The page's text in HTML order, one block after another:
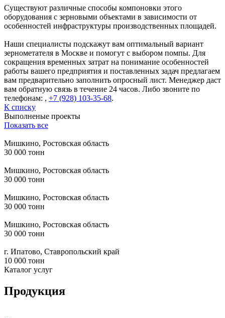
Существуют различные способы компоновки этого
оборудования с зерновыми объектами в зависимости от
особенностей инфраструктуры производственных площадей.
Наши специалисты подскажут вам оптимальный вариант
зернометателя в Москве и помогут с выбором помпы. Для
сокращения временных затрат на понимание особенностей
работы вашего предприятия и поставленных задач предлагаем
вам предварительно заполнить опросный лист. Менеджер даст
вам обратную связь в течение 24 часов. Либо звоните по
телефонам: , +7 (928) 103-35-68.
К списку
Выполненые проекты
Показать все
Мишкино, Ростовская область
30 000 тонн
Мишкино, Ростовская область
30 000 тонн
Мишкино, Ростовская область
30 000 тонн
Мишкино, Ростовская область
30 000 тонн
г. Ипатово, Ставропольский край
10 000 тонн
Каталог услуг
Продукция